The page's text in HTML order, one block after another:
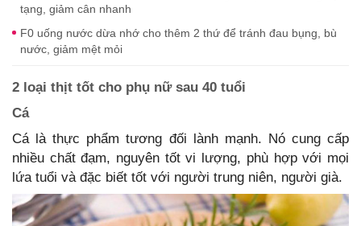
tạng, giảm cân nhanh
F0 uống nước dừa nhớ cho thêm 2 thứ để tránh đau bụng, bù
nước, giảm mệt mỏi
2 loại thịt tốt cho phụ nữ sau 40 tuổi
Cá
Cá là thực phẩm tương đối lành mạnh. Nó cung cấp
nhiều chất đạm, nguyên tốt vi lượng, phù hợp với mọi
lứa tuổi và đặc biết tốt với người trung niên, người già.